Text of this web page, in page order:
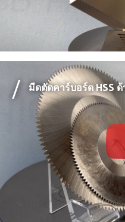
มีดตัดคาร์บอร์ด HSS